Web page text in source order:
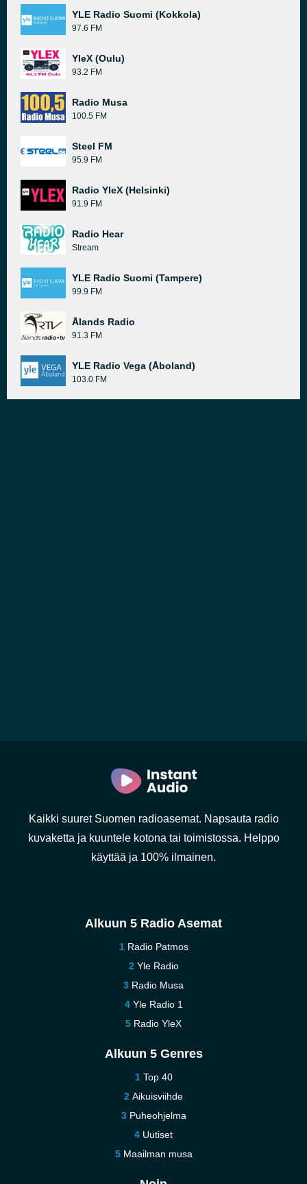
YLE Radio Suomi (Kokkola)
97.6 FM
YleX (Oulu)
93.2 FM
Radio Musa
100.5 FM
Steel FM
95.9 FM
Radio YleX (Helsinki)
91.9 FM
Radio Hear
Stream
YLE Radio Suomi (Tampere)
99.9 FM
Ålands Radio
91.3 FM
YLE Radio Vega (Åboland)
103.0 FM
Kaikki suuret Suomen radioasemat. Napsauta radio
kuvaketta ja kuuntele kotona tai toimistossa. Helppo
käyttää ja 100% ilmainen.
Alkuun 5 Radio Asemat
Radio Patmos
Yle Radio
Radio Musa
Yle Radio 1
Radio YleX
Alkuun 5 Genres
Top 40
Aikuisviihde
Puheohjelma
Uutiset
Maailman musa